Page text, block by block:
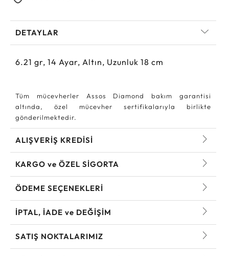
DETAYLAR
6.21 gr, 14 Ayar, Altın, Uzunluk 18 cm
Tüm mücevherler Assos Diamond bakım garantisi
altında, özel mücevher sertifikalarıyla birlikte
gönderilmektedir.
ALIŞVERİŞ KREDİSİ
KARGO ve ÖZEL SİGORTA
ÖDEME SEÇENEKLERİ
İPTAL, İADE ve DEĞİŞİM
SATIŞ NOKTALARIMIZ